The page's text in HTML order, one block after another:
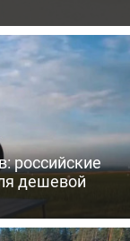
российские
дешевой